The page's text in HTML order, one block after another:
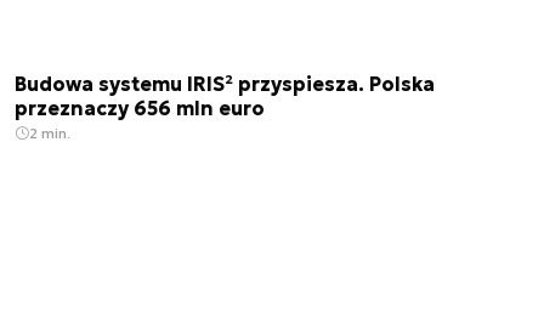
Budowa systemu IRIS² przyspiesza. Polska
przeznaczy 656 mln euro
2 min.